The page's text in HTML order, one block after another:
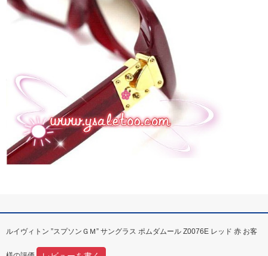
ルイヴィトン ”スプソンＧＭ” サングラス ポムダムール Z0076E レッド 赤 お客